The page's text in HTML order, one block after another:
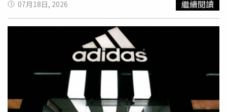
面，首購族最高維持1000萬元，新婚家庭提高至1200萬
元，育有未成年子女的家庭則可申貸最高1500萬元，希望
減輕婚育家庭購屋負擔。利息補貼機制則維持與現行方案相
同，貸款戶前3年可享全額利息補貼，之後3年逐步遞減，最
終回歸2.275％利率。以最高貸款額度估算，新婚家庭累積
可節省約27萬元利息支出，育有未成年子女家庭則可省下約
33.75萬元。不過，Sway在臉書發文表示，青安3.0與現行
制度相比並沒有太大差異，購屋族真正面對的問題不是貸款
條件，而是房價過高、產品品質，以及建商施工安全等問
07月18日, 2026 繼續閱讀